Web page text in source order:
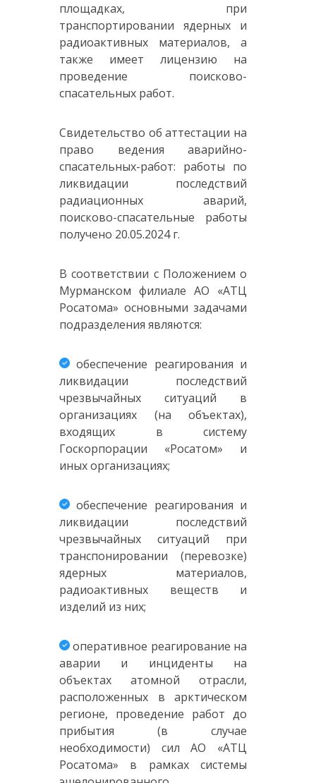
площадках, при
транспортировании ядерных и
радиоактивных материалов, а
также имеет лицензию на
проведение поисково-
спасательных работ.
Свидетельство об аттестации на
право ведения аварийно-
спасательных-работ: работы по
ликвидации последствий
радиационных аварий,
поисково-спасательные работы
получено 20.05.2024 г.
В соответствии с Положением о
Мурманском филиале АО «АТЦ
Росатома» основными задачами
подразделения являются:
обеспечение реагирования и
ликвидации последствий
чрезвычайных ситуаций в
организациях (на объектах),
входящих в систему
Госкорпорации «Росатом» и
иных организациях;
обеспечение реагирования и
ликвидации последствий
чрезвычайных ситуаций при
транспонировании (перевозке)
ядерных материалов,
радиоактивных веществ и
изделий из них;
оперативное реагирование на
аварии и инциденты на
объектах атомной отрасли,
расположенных в арктическом
регионе, проведение работ до
прибытия (в случае
необходимости) сил АО «АТЦ
Росатома» в рамках системы